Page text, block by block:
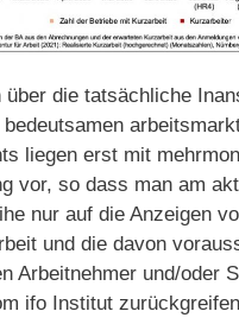
über die tatsächliche
liegen erst mit
vor, so dass man am
nur auf die Anzeigen
und die davon
Arbeitnehmer und/oder
ifo Institut